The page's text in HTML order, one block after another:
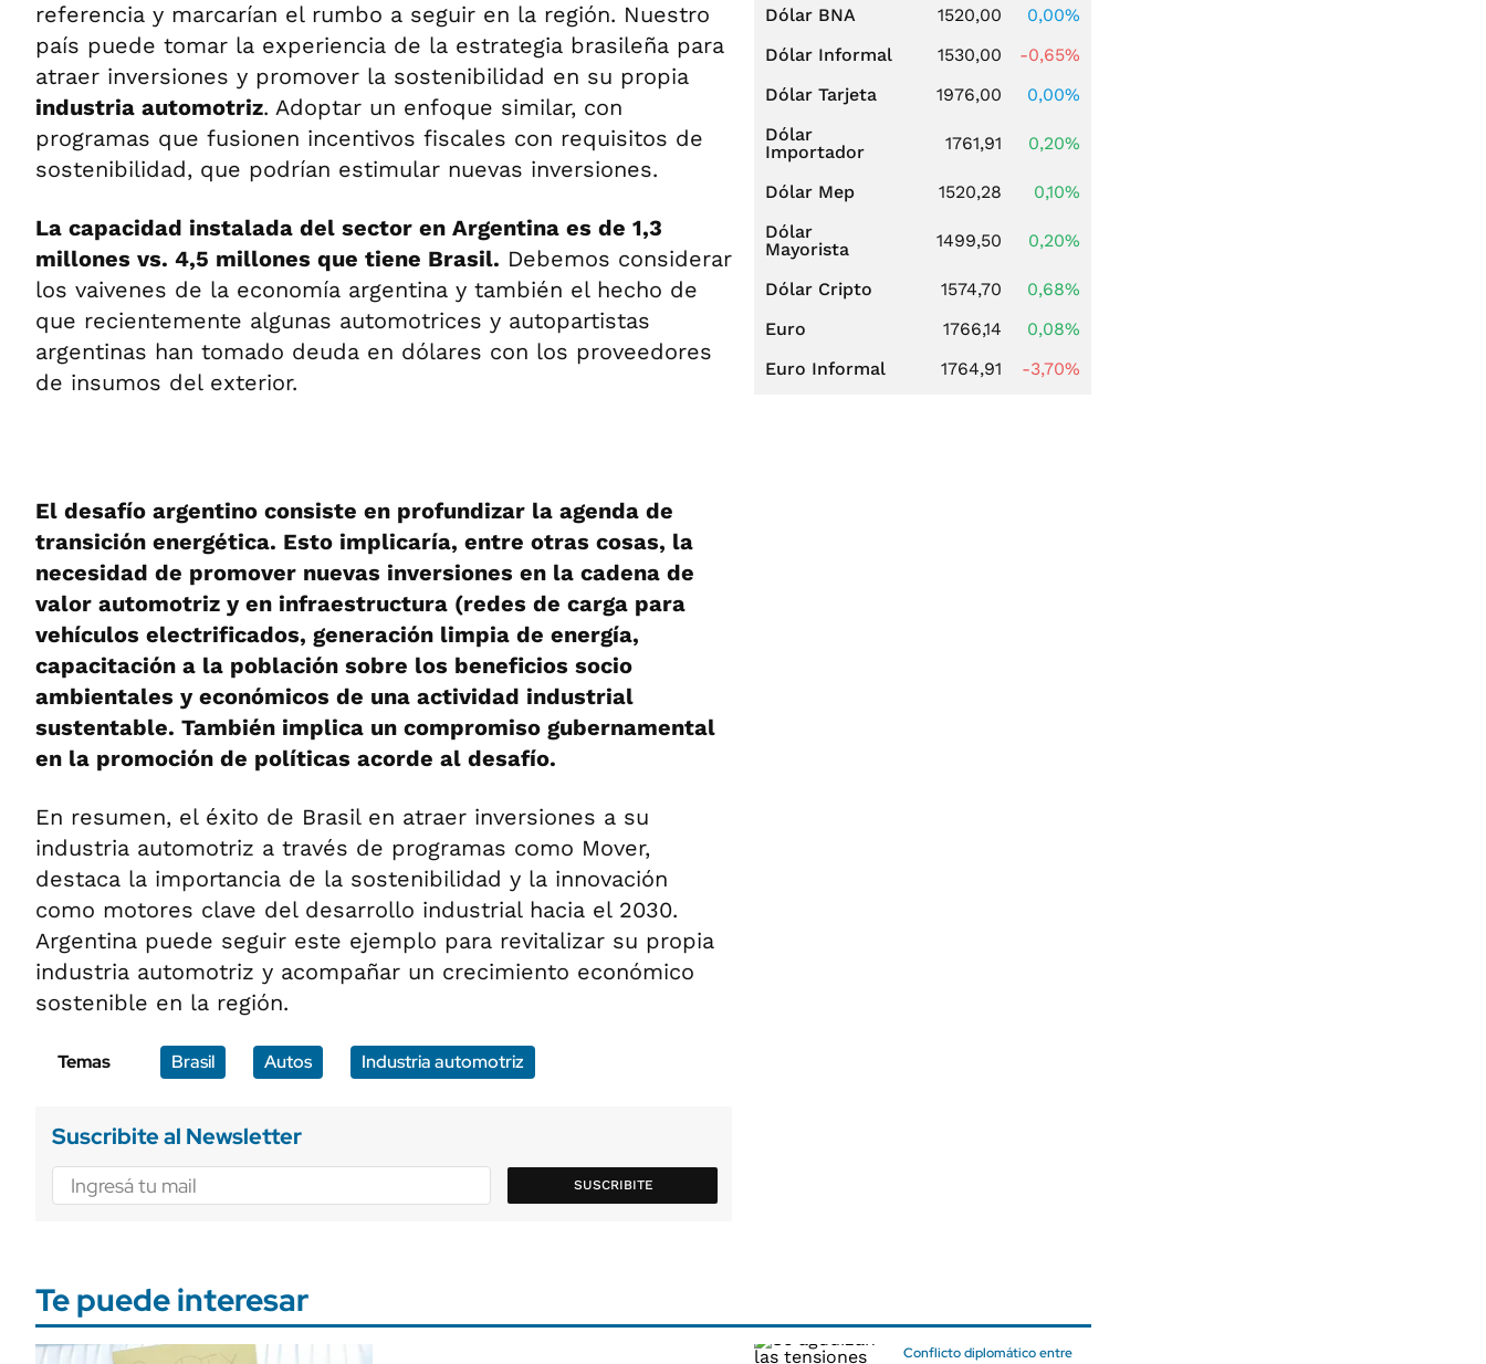
referencia y marcarían el rumbo a seguir en la región. Nuestro
país puede tomar la experiencia de la estrategia brasileña para
atraer inversiones y promover la sostenibilidad en su propia
industria automotriz. Adoptar un enfoque similar, con
programas que fusionen incentivos fiscales con requisitos de
sostenibilidad, que podrían estimular nuevas inversiones.
La capacidad instalada del sector en Argentina es de 1,3
millones vs. 4,5 millones que tiene Brasil. Debemos considerar
los vaivenes de la economía argentina y también el hecho de
que recientemente algunas automotrices y autopartistas
argentinas han tomado deuda en dólares con los proveedores
de insumos del exterior.
El desafío argentino consiste en profundizar la agenda de
transición energética. Esto implicaría, entre otras cosas, la
necesidad de promover nuevas inversiones en la cadena de
valor automotriz y en infraestructura (redes de carga para
vehículos electrificados, generación limpia de energía,
capacitación a la población sobre los beneficios socio
ambientales y económicos de una actividad industrial
sustentable. También implica un compromiso gubernamental
en la promoción de políticas acorde al desafío.
En resumen, el éxito de Brasil en atraer inversiones a su
industria automotriz a través de programas como Mover,
destaca la importancia de la sostenibilidad y la innovación
como motores clave del desarrollo industrial hacia el 2030.
Argentina puede seguir este ejemplo para revitalizar su propia
industria automotriz y acompañar un crecimiento económico
sostenible en la región.
Temas Brasil Autos Industria automotriz
Suscribite al Newsletter
SUSCRIBITE
Dólar BNA 1520,00
0,00%
Dólar Informal
1530,00
-0,65%
Dólar Tarjeta
1976,00
0,00%
Dólar
Importador
1761,91 0,20%
Dólar Mep 1520,28
0,10%
Dólar
Mayorista
1499,50 0,20%
Dólar Cripto 1574,70
0,68%
Euro
1766,14
0,08%
Euro Informal
1764,91 -3,70%
Te puede interesar
Conflicto diplomático entre